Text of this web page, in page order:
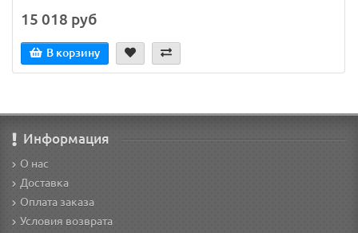
15 018 руб
В корзину
Информация
О нас
Доставка
Оплата заказа
Условия возврата